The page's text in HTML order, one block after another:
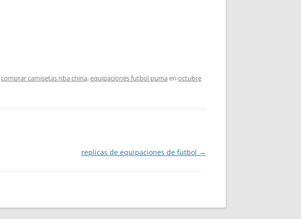
comprar camisetas nba china,equipaciones futbol puma en octubre
replicas de equipaciones de futbol →